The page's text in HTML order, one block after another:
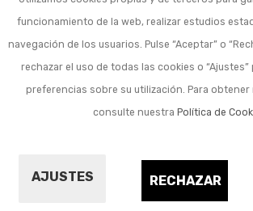
funcionamiento de la web, realizar estudios
navegación de los usuarios. Pulse “Aceptar” o
rechazar el uso de todas las cookies o
preferencias sobre su utilización. Para
consulte nuestra Política de
AJUSTES RECHAZAR